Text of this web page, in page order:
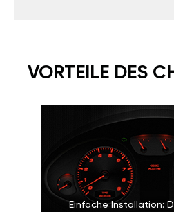
VORTEILE DES
Einfache Installation: